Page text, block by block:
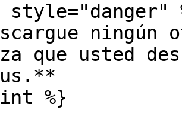
style="danger"
que usted
%}